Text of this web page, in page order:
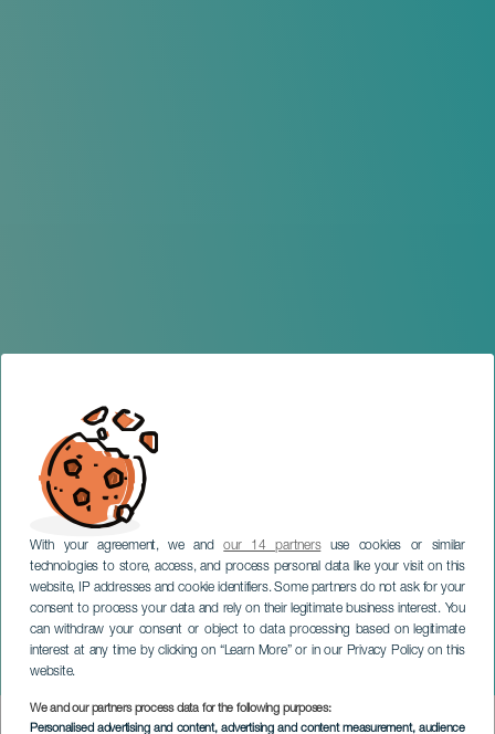
With your agreement, we andour 14 partnersuse cookies or similar
technologies to store, access, and process personal data like your visit on this
website, IP addresses and cookie identifiers. Some partners do not ask for your
consent to process your data and rely on their legitimate business interest. You
can withdraw your consent or object to data processing based on legitimate
interest at any time by clicking on “Learn More” or in our Privacy Policy on this
website.
We and our partners process data for the following purposes:
Personalised advertising and content, advertising and content measurement, audience
Tonny Tun Tun en
concierto
TENERIFE
Imagen